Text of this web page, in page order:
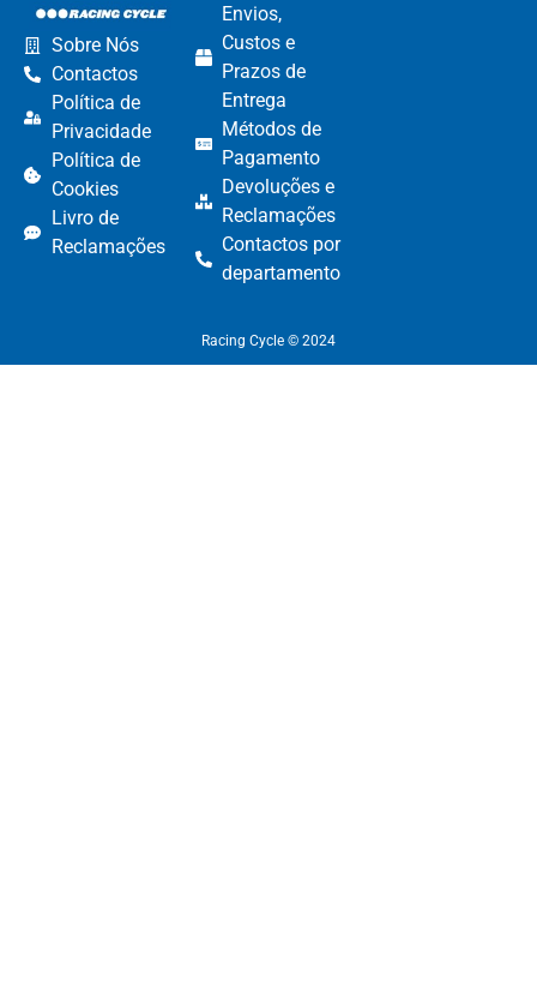
Sobre Nós
Contactos
Política de
Privacidade
Política de
Cookies
Livro de
Reclamações
Envios,
Custos e
Prazos de
Entrega
Métodos de
Pagamento​
Devoluções e
Reclamações​
Contactos por
departamento​
Racing Cycle © 2024